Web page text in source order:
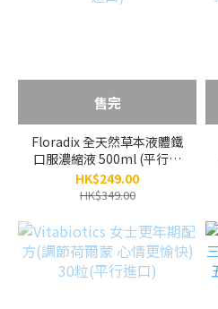
售完
Floradix 全天然草本液體鐵
口服濃縮液 500ml (平行進
口)
HK$249.00
HK$349.00